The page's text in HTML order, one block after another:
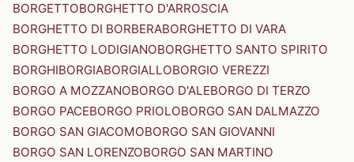
BORGETTOBORGHETTO D'ARROSCIA
BORGHETTO DI BORBERABORGHETTO DI VARA
BORGHETTO LODIGIANOBORGHETTO SANTO SPIRITO
BORGHIBORGIABORGIALLOBORGIO VEREZZI
BORGO A MOZZANOBORGO D'ALEBORGO DI TERZO
BORGO PACEBORGO PRIOLOBORGO SAN DALMAZZO
BORGO SAN GIACOMOBORGO SAN GIOVANNI
BORGO SAN LORENZOBORGO SAN MARTINO